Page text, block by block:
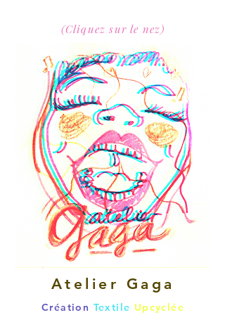
(Cliquez sur le nez)
Atelier Gag a
Création Textile Upcyclée